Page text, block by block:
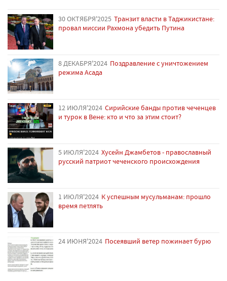
30 ОКТЯБРЯ'2025 Транзит власти в Таджикистане:
провал миссии Рахмона убедить Путина
8 ДЕКАБРЯ'2024 Поздравление с уничтожением
режима Асада
12 ИЮЛЯ'2024 Сирийские банды против чеченцев
и турок в Вене: кто и что за этим стоит?
5 ИЮЛЯ'2024 Хусейн Джамбетов - православный
русский патриот чеченского происхождения
1 ИЮЛЯ'2024 К успешным мусульманам: прошло
время петлять
24 ИЮНЯ'2024 Посеявший ветер пожинает бурю